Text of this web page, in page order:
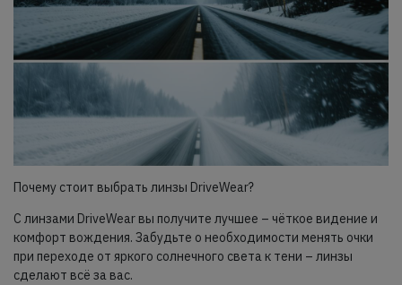
Почему стоит выбрать линзы DriveWear?
С линзами DriveWear вы получите лучшее – чёткое видение и
комфорт вождения. Забудьте о необходимости менять очки
при переходе от яркого солнечного света к тени – линзы
сделают всё за вас.